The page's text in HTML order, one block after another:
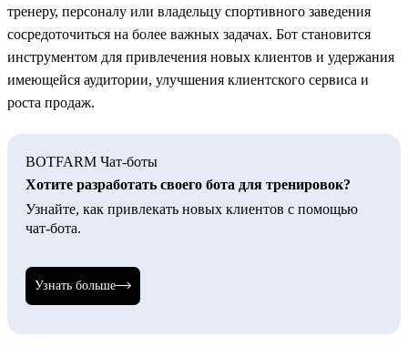
тренеру, персоналу или владельцу спортивного заведения
сосредоточиться на более важных задачах. Бот становится
инструментом для привлечения новых клиентов и удержания
имеющейся аудитории, улучшения клиентского сервиса и
роста продаж.
BOTFARM Чат-боты
Хотите разработать своего бота для тренировок?
Узнайте, как привлекать новых клиентов с помощью
чат-бота.
Узнать больше